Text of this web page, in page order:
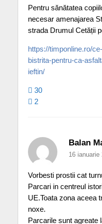
Pentru sănătatea
necesar amenajarea
strada Drumul Cetății
https://timponline.ro/
bistrita-pentru-ca-
ieftin/
30
2
Balan
16 ianuarie
Vorbesti prostii cat
Parcari in centreul
UE.Toata zona aceea
noxe.
Parcarile sunt agreate